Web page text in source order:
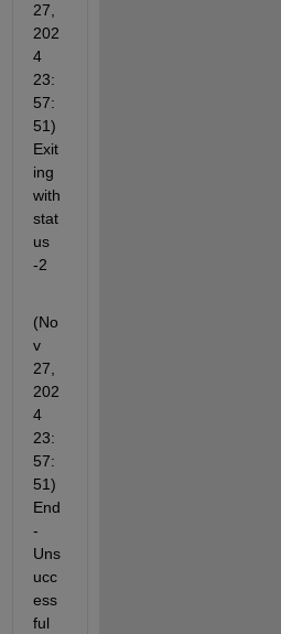
27,
202
4
23:
57:
51)
Exit
ing
with
stat
us
-2
(No
v
27,
202
4
23:
57:
51)
End
-
Uns
ucc
ess
ful